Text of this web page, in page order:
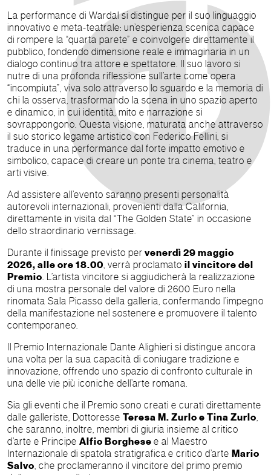
La performance di Wardal si distingue per il suo linguaggio
innovativo e meta-teatrale: un’esperienza scenica capace
di rompere la “quarta parete” e coinvolgere direttamente il
pubblico, fondendo dimensione reale e immaginaria in un
dialogo continuo tra attore e spettatore. Il suo lavoro si
nutre di una profonda riflessione sull’arte come opera
“incompiuta”, viva solo attraverso lo sguardo e la memoria di
chi la osserva, trasformando la scena in uno spazio aperto
e dinamico, in cui identità, mito e narrazione si
sovrappongono. Questa visione, maturata anche attraverso
il suo storico legame artistico con Federico Fellini, si
traduce in una performance dal forte impatto emotivo e
simbolico, capace di creare un ponte tra cinema, teatro e
arti visive.
Ad assistere all’evento saranno presenti personalità
autorevoli internazionali, provenienti dalla California,
direttamente in visita dal “The Golden State” in occasione
dello straordinario vernissage.
Durante il finissage previsto per venerdì 29 maggio
2026, alle ore 18.00 , verrà proclamato il vincitore del
Premio . L’artista vincitore si aggiudicherà la realizzazione
di una mostra personale del valore di 2600 Euro nella
rinomata Sala Picasso della galleria, confermando l’impegno
della manifestazione nel sostenere e promuovere il talento
contemporaneo.
Il Premio Internazionale Dante Alighieri si distingue ancora
una volta per la sua capacità di coniugare tradizione e
innovazione, offrendo uno spazio di confronto culturale in
una delle vie più iconiche dell’arte romana.
Sia gli eventi che il Premio sono creati e curati direttamente
dalle galleriste, Dottoresse Teresa M. Zurlo e Tina Zurlo
che saranno, inoltre, membri di giuria insieme al critico
d’arte e Principe Alfio Borghese e al Maestro
Internazionale di spatola stratigrafica e critico d’arte Mario
Salvo , che proclameranno il vincitore del primo premio